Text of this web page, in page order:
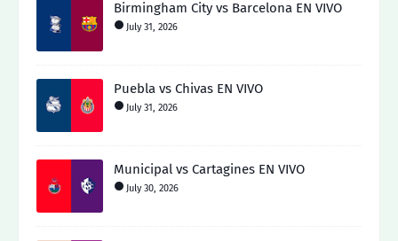
Birmingham City vs Barcelona EN VIVO
July 31, 2026
Puebla vs Chivas EN VIVO
July 31, 2026
Municipal vs Cartagines EN VIVO
July 30, 2026